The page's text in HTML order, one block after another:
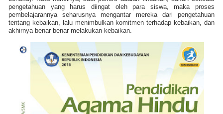
pengetahuan yang harus diingat oleh para siswa, maka proses
pembelajarannya seharusnya mengantar mereka dari pengetahuan
tentang kebaikan, lalu menimbulkan komitmen terhadap kebaikan, dan
akhirnya benar-benar melakukan kebaikan.